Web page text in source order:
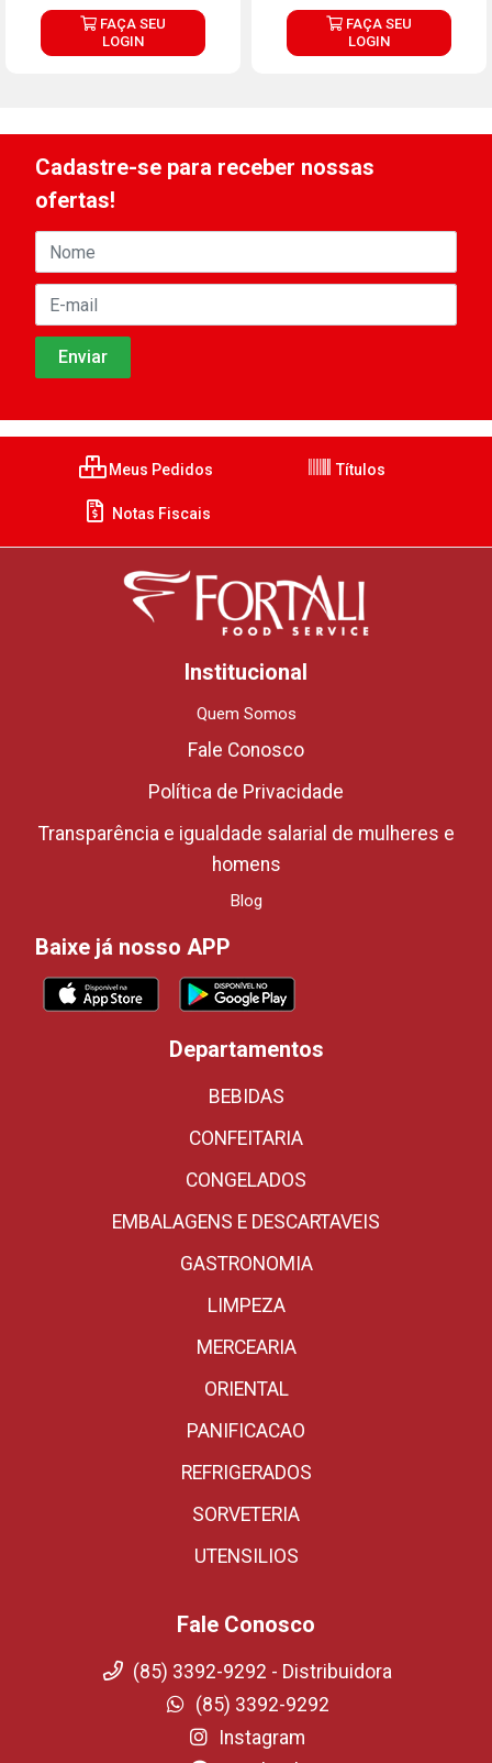
FAÇA SEU
LOGIN
FAÇA SEU
LOGIN
Cadastre-se para receber nossas
ofertas!
Meus Pedidos Títulos
Notas Fiscais
Institucional
Quem Somos
Fale Conosco
Política de Privacidade
Transparência e igualdade salarial de mulheres e
homens
Blog
Baixe já nosso APP
Departamentos
BEBIDAS
CONFEITARIA
CONGELADOS
EMBALAGENS E DESCARTAVEIS
GASTRONOMIA
LIMPEZA
MERCEARIA
ORIENTAL
PANIFICACAO
REFRIGERADOS
SORVETERIA
UTENSILIOS
Fale Conosco
(85) 3392-9292 - Distribuidora
(85) 3392-9292
Instagram